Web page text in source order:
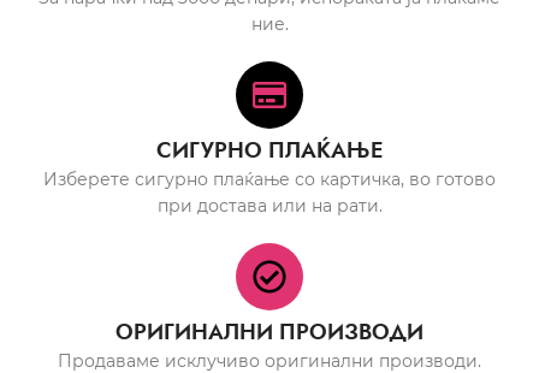
ние.
СИГУРНО ПЛАЌАЊЕ
Изберете сигурно плаќање со картичка, во готово
при достава или на рати.
ОРИГИНАЛНИ ПРОИЗВОДИ
Продаваме исклучиво оригинални производи.